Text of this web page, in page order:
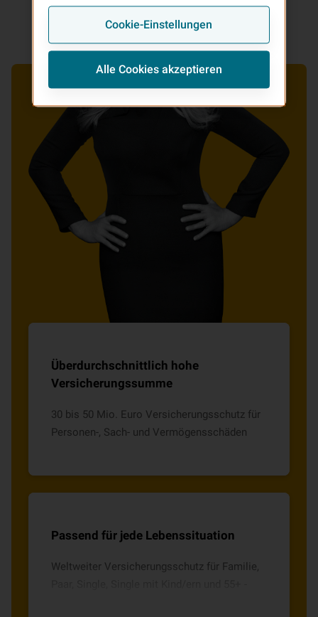
Überdurchschnittlich hohe
Versicherungssumme
30 bis 50 Mio. Euro Versicherungsschutz für
Personen-, Sach- und Vermögensschäden
Passend für jede Lebenssituation
Weltweiter Versicherungsschutz für Familie,
Cookie-Einstellungen
Alle Cookies akzeptieren